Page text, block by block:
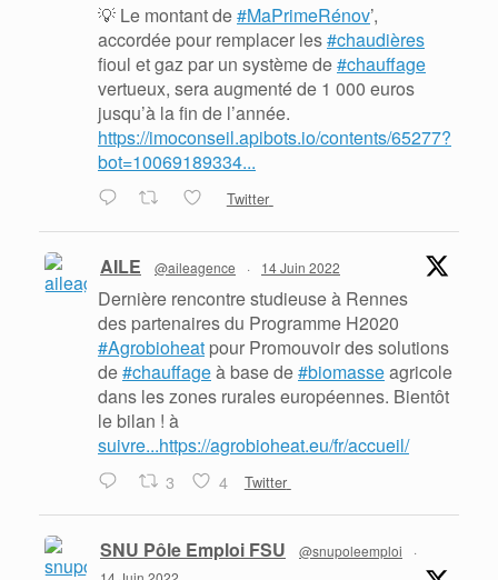
💡 Le montant de#MaPrimeRénov’,
accordée pour remplacer les#chaudières
fioul et gaz par un système de#chauffage
vertueux, sera augmenté de 1 000 euros
jusqu’à la fin de l’année.
https://imoconseil.apibots.io/contents/65277?
bot=10069189334...
Twitter
AILE @aileagence · 14 Juin 2022
Dernière rencontre studieuse à Rennes
des partenaires du Programme H2020
#Agrobioheat pour Promouvoir des solutions
de#chauffageà base de#biomasseagricole
dans les zones rurales européennes. Bientôt
le bilan ! à
suivre...https://agrobioheat.eu/fr/accueil/
3 4 Twitter
SNU Pôle Emploi FSU @snupoleemploi
·